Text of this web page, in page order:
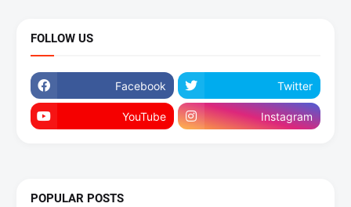
FOLLOW US
Facebook Twitter
YouTube Instagram
POPULAR POSTS